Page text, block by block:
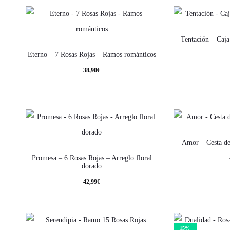
Eterno – 7 Rosas Rojas – Ramos románticos
38,90€
Tentación –
Promesa – 6 Rosas Rojas – Arreglo floral
dorado
42,99€
Amor – Cesta
15%